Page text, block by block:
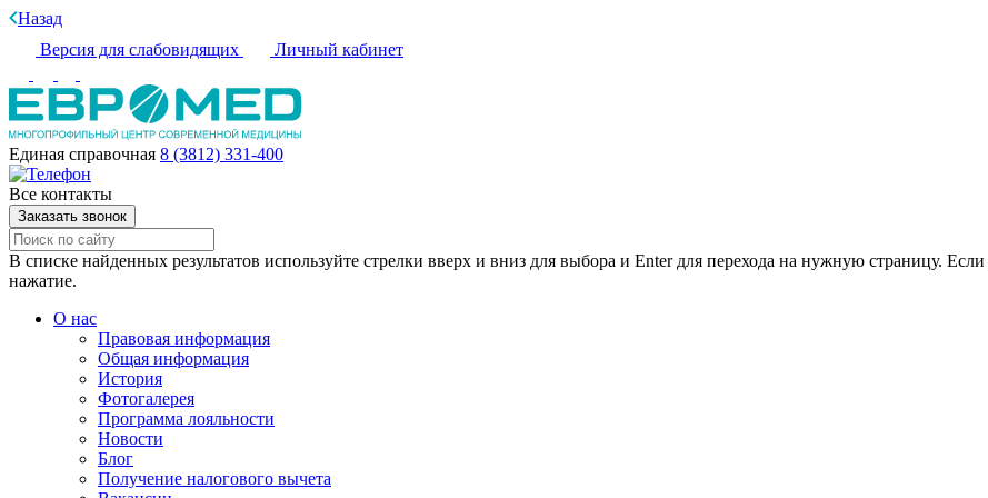
Назад
Версия для слабовидящих
Личный кабинет
Единая справочная 8 (3812) 331-400
Все контакты
Заказать звонок
В списке найденных результатов используйте стрелки вверх и вниз для выбора и Enter для перехода на нужную страницу.
нажатие.
О нас
Правовая информация
Общая информация
История
Фотогалерея
Программа лояльности
Новости
Блог
Получение налогового вычета